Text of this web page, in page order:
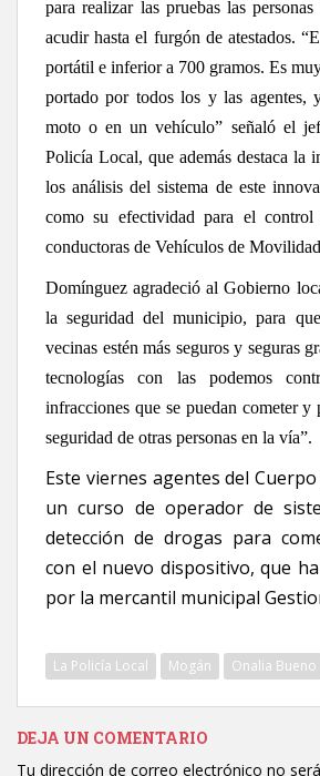
para realizar las pruebas las
acudir hasta el furgón de atestados.
portátil e inferior a 700 gramos. Es
portado por todos los y las agentes,
moto o en un vehículo” señaló el
Policía Local, que además destaca la
los análisis del sistema de este
como su efectividad para el control
conductoras de Vehículos de
Domínguez agradeció al Gobierno
la seguridad del municipio, para
vecinas estén más seguros y seguras
tecnologías con las podemos
infracciones que se puedan cometer y
seguridad de otras personas en la vía”.
Este viernes agentes del
un curso de operador de
detección de drogas para
con el nuevo dispositivo, que
por la mercantil municipal
La Policía Local Mogán Onalia Bueno
DEJA UN COMENTARIO
Tu dirección de correo electrónico no